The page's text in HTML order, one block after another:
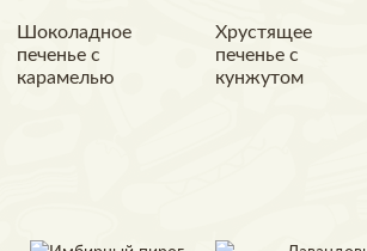
Шоколадное
печенье с
карамелью
Хрустящее
печенье с
кунжутом